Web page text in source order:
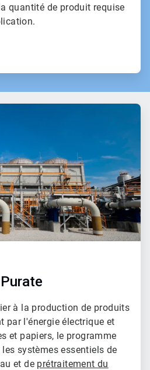
quantité de produit requise
à la production de produits
par l'énergie électrique et
et papiers, le programme
systèmes essentiels de
et de prétraitement du